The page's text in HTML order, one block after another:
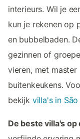
interieurs. Wil je
kun je rekenen op
en bubbelbaden.
gezinnen of
vieren, met
buitenkeukens.
bekijk villa's in
De beste villa's op